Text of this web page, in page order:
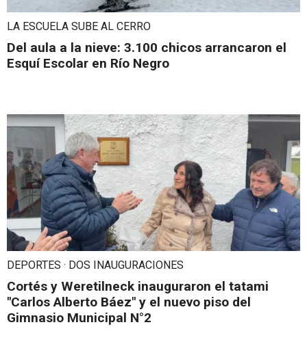
LA ESCUELA SUBE AL CERRO
Del aula a la nieve: 3.100 chicos arrancaron el
Esquí Escolar en Río Negro
DEPORTES · DOS INAUGURACIONES
Cortés y Weretilneck inauguraron el tatami
"Carlos Alberto Báez" y el nuevo piso del
Gimnasio Municipal N°2